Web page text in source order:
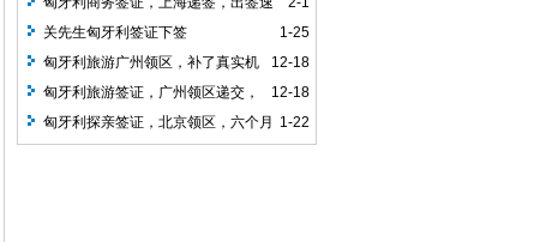
度很快，递交的时候有购买真实机票
1-25
关先生匈牙利签证下签
12-18
匈牙利旅游广州领区，补了真实机
票，2周下签，批单次签证
12-18
匈牙利旅游签证，广州领区递交，
客人第二次办理匈牙利申根签证，任然要
求买了真实机票，下签单次1个月签证，
1-22
匈牙利探亲签证，北京领区，六个月